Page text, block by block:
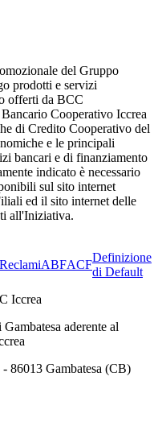
del Gruppo
prodotti e servizi
offerti da BCC
Cooperativo Iccrea
di Credito Cooperativo del
e le principali
bancari e di finanziamento
indicato è necessario
sul sito internet
ed il sito internet delle
all'Iniziativa.
ReclamiABFACF
Definizione
di Default
aderente al
86013 Gambatesa (CB)